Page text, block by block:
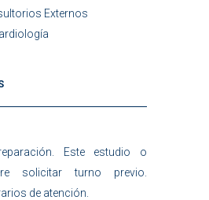
Externos
Este estudio o
solicitar turno previo.
de atención.